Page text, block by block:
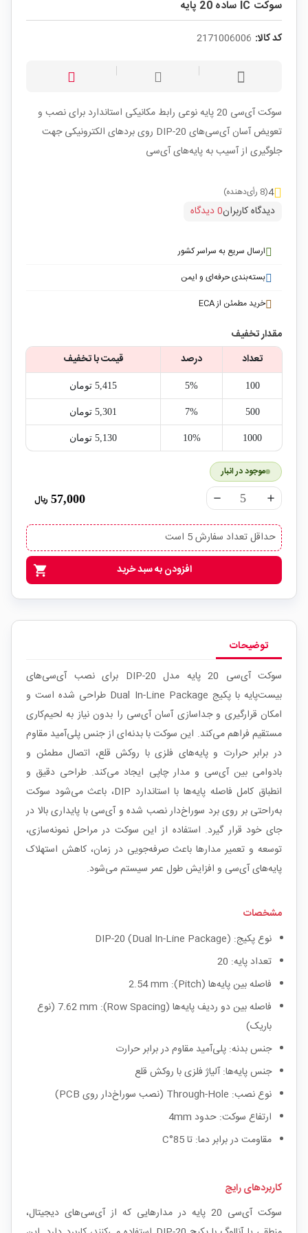
سوکت IC ساده 20 پایه
کد کالا: 2171006006
سوکت آی‌سی 20 پایه نوعی رابط مکانیکی استاندارد برای نصب و
تعویض آسان آی‌سی‌های DIP-20 روی بردهای الکترونیکی جهت
جلوگیری از آسیب به پایه‌های آی‌سی
4(8 رأی‌دهنده)
دیدگاه کاربران0 دیدگاه
ارسال سریع به سراسر کشور
بسته‌بندی حرفه‌ای و ایمن
خرید مطمئن از ECA
مقدار تخفیف
تعداد
درصد قیمت با تخفیف
100
5% 5,415‎ تومان
500
7% 5,301‎ تومان
1000
10% 5,130‎ تومان
موجود در انبار
remove add
57,000 ریال
حداقل تعداد سفارش 5 است
shopping_cart افزودن به سبد خرید
توضیحات
سوکت آی‌سی 20 پایه مدل DIP-20 برای نصب آی‌سی‌های
بیست‌پایه با پکیج Dual In-Line Package طراحی شده است و
امکان قرارگیری و جداسازی آسان آی‌سی را بدون نیاز به لحیم‌کاری
مستقیم فراهم می‌کند. این سوکت با بدنه‌ای از جنس پلی‌آمید مقاوم
در برابر حرارت و پایه‌های فلزی با روکش قلع، اتصال مطمئن و
بادوامی بین آی‌سی و مدار چاپی ایجاد می‌کند. طراحی دقیق و
انطباق کامل فاصله پایه‌ها با استاندارد DIP، باعث می‌شود سوکت
به‌راحتی بر روی برد سوراخ‌دار نصب شده و آی‌سی با پایداری بالا در
جای خود قرار گیرد. استفاده از این سوکت در مراحل نمونه‌سازی،
توسعه و تعمیر مدارها باعث صرفه‌جویی در زمان، کاهش استهلاک
پایه‌های آی‌سی و افزایش طول عمر سیستم می‌شود.
مشخصات
نوع پکیج: DIP-20 (Dual In-Line Package)
تعداد پایه: 20
فاصله بین پایه‌ها (Pitch): 2.54 mm
فاصله بین دو ردیف پایه‌ها (Row Spacing): 7.62 mm (نوع
باریک)
جنس بدنه: پلی‌آمید مقاوم در برابر حرارت
جنس پایه‌ها: آلیاژ فلزی با روکش قلع
نوع نصب: Through-Hole (نصب سوراخ‌دار روی PCB)
ارتفاع سوکت: حدود 4mm
مقاومت در برابر دما: تا 85°C
کاربردهای رایج
سوکت آی‌سی 20 پایه در مدارهایی که از آی‌سی‌های دیجیتال،